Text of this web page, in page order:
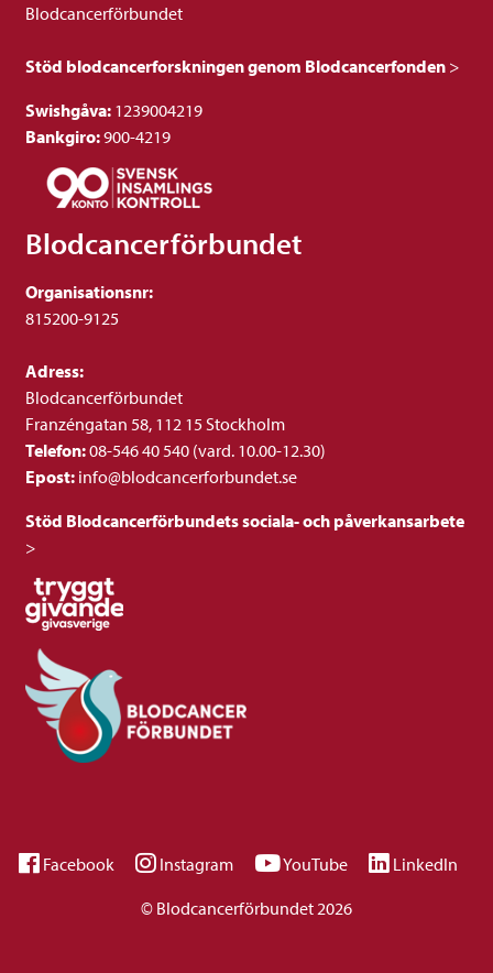
Blodcancerförbundet
Stöd blodcancerforskningen genom Blodcancerfonden >
Swishgåva: 1239004219
Bankgiro:900-4219
Blodcancerförbundet
Organisationsnr:
815200-9125
Adress:
Blodcancerförbundet
Franzéngatan 58, 112 15 Stockholm
Telefon:08-546 40 540 (vard. 10.00-12.30)
Epost: info@blodcancerforbundet.se
Stöd Blodcancerförbundets sociala- och påverkansarbete
>
Facebook Instagram YouTube
LinkedIn
© Blodcancerförbundet 2026